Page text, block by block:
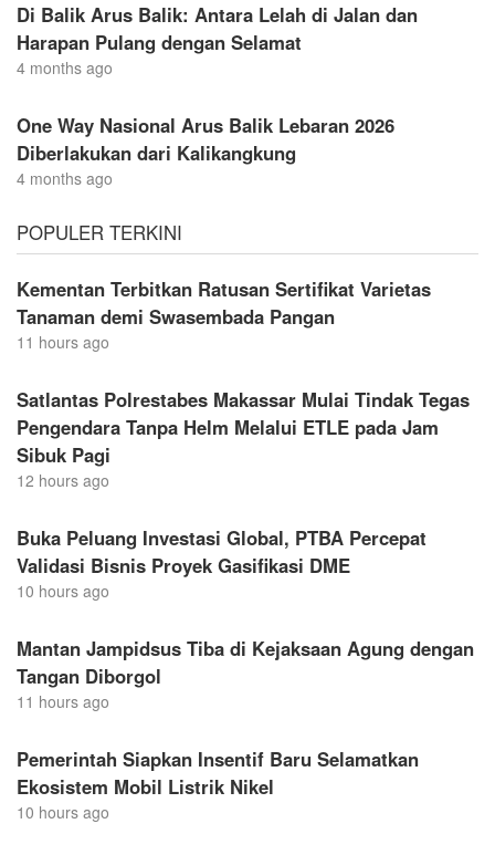
Di Balik Arus Balik: Antara Lelah di Jalan dan
Harapan Pulang dengan Selamat
4 months ago
One Way Nasional Arus Balik Lebaran 2026
Diberlakukan dari Kalikangkung
4 months ago
POPULER TERKINI
Kementan Terbitkan Ratusan Sertifikat Varietas
Tanaman demi Swasembada Pangan
11 hours ago
Satlantas Polrestabes Makassar Mulai Tindak Tegas
Pengendara Tanpa Helm Melalui ETLE pada Jam
Sibuk Pagi
12 hours ago
Buka Peluang Investasi Global, PTBA Percepat
Validasi Bisnis Proyek Gasifikasi DME
10 hours ago
Mantan Jampidsus Tiba di Kejaksaan Agung dengan
Tangan Diborgol
11 hours ago
Pemerintah Siapkan Insentif Baru Selamatkan
Ekosistem Mobil Listrik Nikel
10 hours ago